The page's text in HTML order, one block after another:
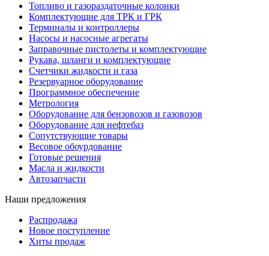
Топливо и газораздаточные колонки
Комплектующие для ТРК и ГРК
Терминалы и контроллеры
Насосы и насосные агрегаты
Заправочные пистолеты и комплектующие
Рукава, шланги и комплектующие
Счетчики жидкости и газа
Резервуарное оборудование
Программное обеспечение
Метрология
Оборудование для бензовозов и газовозов
Оборудование для нефтебаз
Сопутствующие товары
Весовое обоурдование
Готовые решения
Масла и жидкости
Автозапчасти
Наши предложения
Распродажа
Новое поступление
Хиты продаж